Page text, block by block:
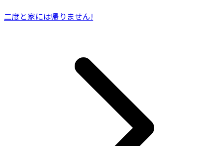
二度と家には帰りません!